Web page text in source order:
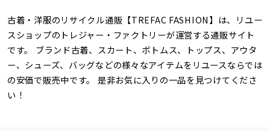
古着・洋服のリサイクル通販【TREFAC FASHION】は、リユー
スショップのトレジャー・ファクトリーが運営する通販サイト
です。 ブランド古着、スカート、ボトムス、トップス、アウタ
ー、シューズ、バッグなどの様々なアイテムをリユースならでは
の安価で販売中です。 是非お気に入りの一品を見つけてくださ
い！